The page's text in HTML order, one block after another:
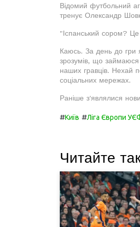
Відомий футбольний
тренує Олександр
"Іспанський сором?
Каюсь. За день до гри
зрозумів, що
наших гравців. Нехай
соціальних мережах.
Раніше з'являлися
#Київ #Ліга Європи
Читайте